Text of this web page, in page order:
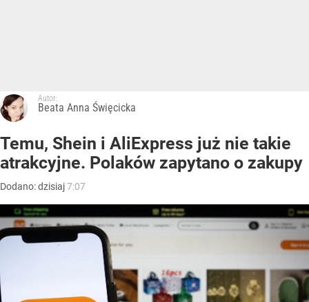
Autor:
Beata Anna Święcicka
Temu, Shein i AliExpress już nie takie
atrakcyjne. Polaków zapytano o zakupy
Dodano:dzisiaj7:07